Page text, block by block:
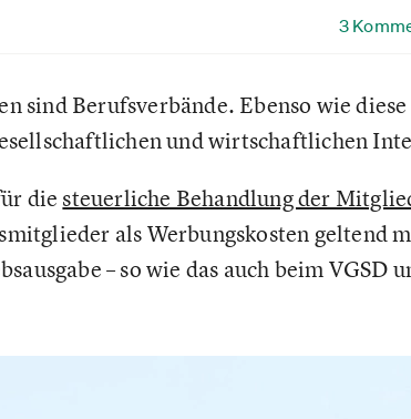
3
sind Berufsverbände. Ebenso wie
und wirtschaftlichen
die steuerliche Behandlung der
als Werbungskosten geltend
– so wie das auch beim VGSD